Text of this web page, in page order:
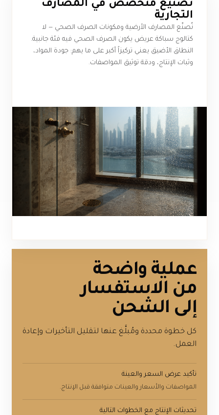
تصنيع متخصص في المصارف
التجارية
نُصنّع المصارف الأرضية ومكونات الصرف الصحي — لا
كتالوج سباكة عريض يكون الصرف الصحي فيه فئة جانبية.
النطاق الأضيق يعني تركيزاً أكبر على ما يهم: جودة المواد،
وثبات الإنتاج، ودقة توثيق المواصفات.
عملية واضحة
من الاستفسار
إلى الشحن
كل خطوة محددة ومُبلَّغ عنها لتقليل التأخيرات وإعادة
العمل.
تأكيد عرض السعر والعينة
المواصفات والأسعار والعينات متوافقة قبل الإنتاج.
تحديثات الإنتاج مع الخطوات التالية